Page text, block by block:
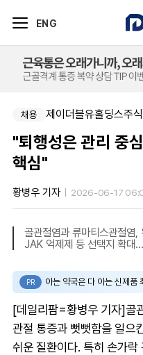
ENG
채용
"퇴행성은 관리 중
핵심"
황병우 기자 2026-06-17
골관절염과 류마티스관절염,
JAK 억제제 등 선택지 확대
PR 아는 약국은 다 아는 신제품
[데일리팜=황병우 기자]골
관절 통증과 뻣뻣함을 일으
쉬운 질환이다. 특히 손가